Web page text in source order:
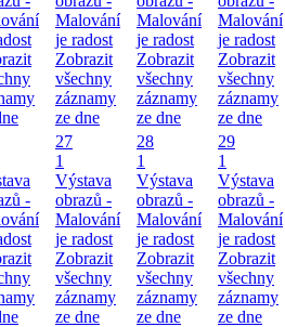
Malování
je radost
Zobrazit
všechny
záznamy
ze dne
Malování
je radost
Zobrazit
všechny
záznamy
ze dne
Malování
je radost
Zobrazit
všechny
záznamy
ze dne
-
27
1
Výstava
obrazů -
Malování
je radost
Zobrazit
všechny
záznamy
ze dne
28
1
Výstava
obrazů -
Malování
je radost
Zobrazit
všechny
záznamy
ze dne
29
1
Výstava
obrazů -
Malování
je radost
Zobrazit
všechny
záznamy
ze dne